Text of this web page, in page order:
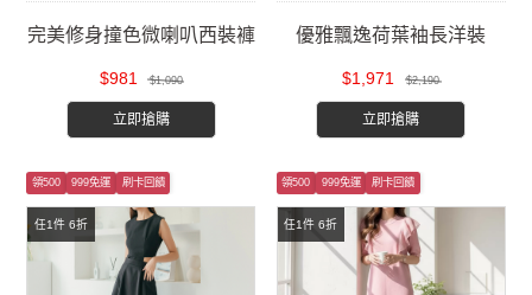
完美修身撞色微喇叭西裝褲
$981 $1,090
立即搶購
優雅飄逸荷葉袖長洋裝
$1,971 $2,190
立即搶購
任1件 6折
領500 999免運 刷卡回饋
任1件 6折
領500 999免運 刷卡回饋